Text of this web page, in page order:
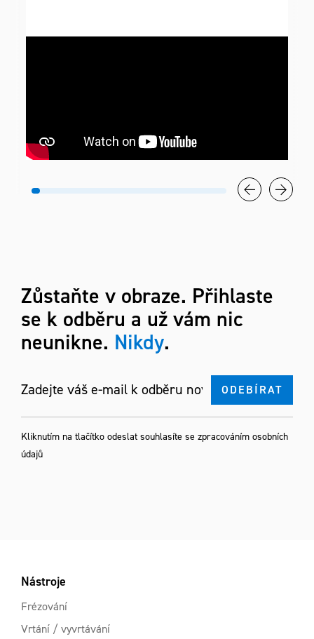
Zůstaňte v obraze. Přihlaste
se k odběru a už vám nic
neunikne. Nikdy.
Kliknutím na tlačítko odeslat souhlasíte se zpracováním osobních
údajů
Nástroje
Frézování
Vrtání / vyvrtávání